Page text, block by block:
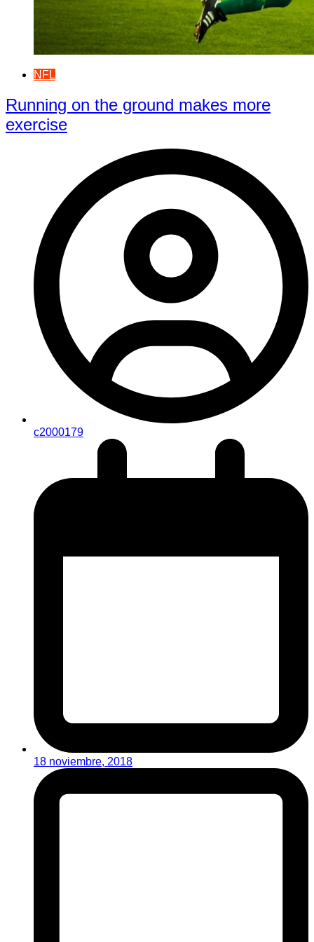
NFL
Running on the ground makes more
exercise
c2000179
18 noviembre, 2018